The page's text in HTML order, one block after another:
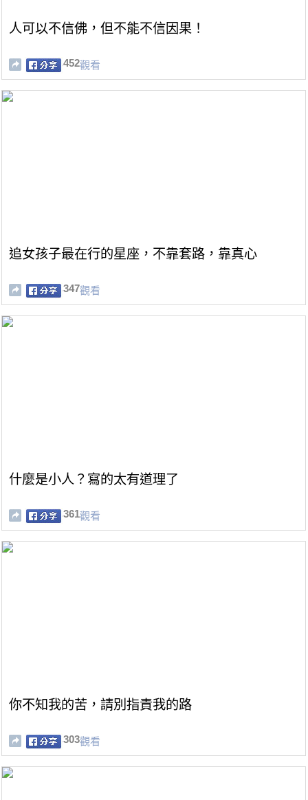
人可以不信佛，但不能不信因果！
452觀看
追女孩子最在行的星座，不靠套路，靠真心
347觀看
什麼是小人？寫的太有道理了
361觀看
你不知我的苦，請別指責我的路
303觀看